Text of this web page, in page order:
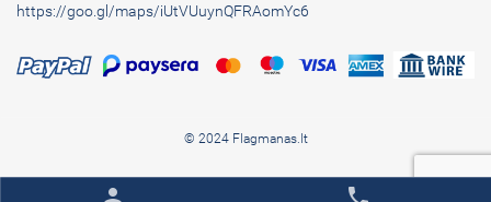
https://goo.gl/maps/iUtVUuynQFRAomYc6
© 2024 Flagmanas.lt